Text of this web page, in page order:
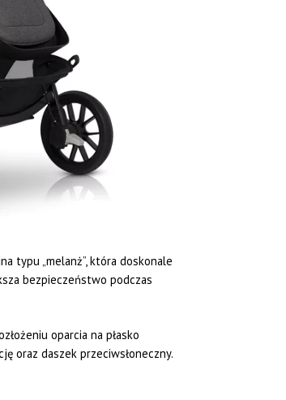
typu „melanż”, która doskonale
bezpieczeństwo podczas
oparcia na płasko
oraz daszek przeciwsłoneczny.